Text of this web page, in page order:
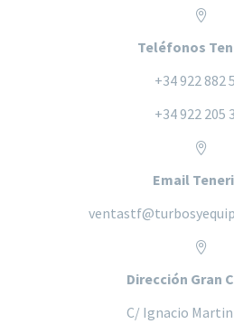


Teléfonos
+34 922 882
+34 922 205


Email


Dirección Gran
C/ Ignacio